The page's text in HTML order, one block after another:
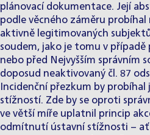
plánovací dokumentace. Její
podle věcného záměru
aktivně legitimovaných
soudem, jako je tomu v případě
nebo před Nejvyšším správním
doposud neaktivovaný čl. 87
Incidenční přezkum by probíhal
stížností. Zde by se oproti
ve větší míře uplatnil princip
odmítnutí ústavní stížnosti −